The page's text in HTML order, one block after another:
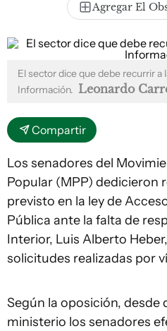
Agregar El
El sector dice que debe recurrir a
Información. Leonardo
Compartir
Los senadores del
Popular (MPP) dedicieron
previsto en la ley de
Pública ante la falta de
Interior, Luis Alberto
solicitudes realizadas por
Según la oposición, desde
ministerio los senadores